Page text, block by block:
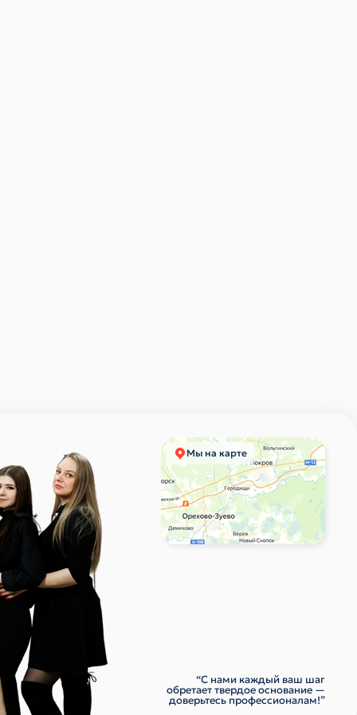
Мы на карте
“С нами каждый ваш шаг
обретает твердое основание —
доверьтесь профессионалам!”